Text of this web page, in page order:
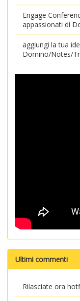
Engage
appassionati di
aggiungi la tua
Domino/Notes/
Ultimi commenti
Rilasciate ora